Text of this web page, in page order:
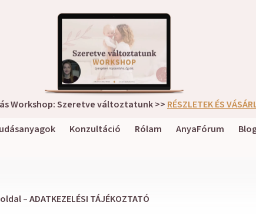
Workshop: Szeretve változtatunk >> RÉSZLETEK ÉS
Konzultáció Rólam AnyaFórum
– ADATKEZELÉSI TÁJÉKOZTATÓ